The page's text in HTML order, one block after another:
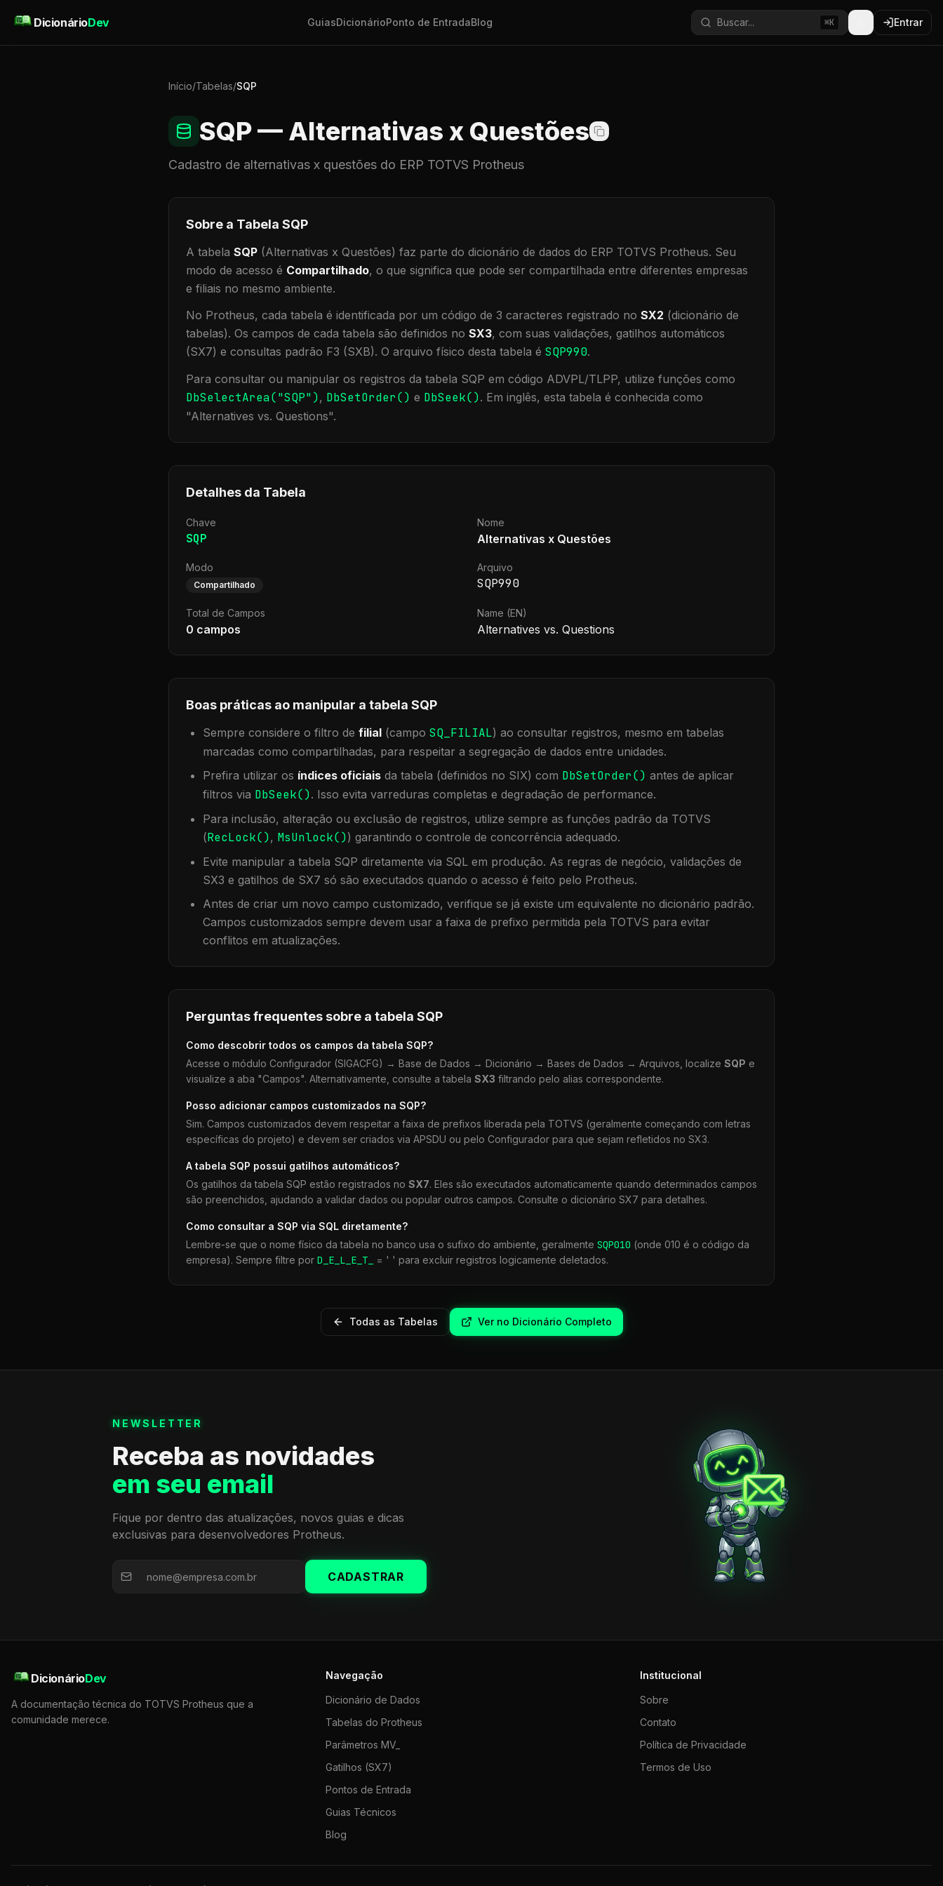
DicionárioDev GuiasDicionárioPonto de EntradaBlog Buscar... ⌘K Entrar
Início/Tabelas/SQP
SQP— Alternativas x Questões
Cadastro de alternativas x questões do ERP TOTVS Protheus
Sobre a Tabela SQP
A tabela SQP (Alternativas x Questões) faz parte do dicionário de dados do ERP TOTVS Protheus. Seu
modo de acesso é Compartilhado, o que significa que pode ser compartilhada entre diferentes empresas
e filiais no mesmo ambiente.
No Protheus, cada tabela é identificada por um código de 3 caracteres registrado no SX2 (dicionário de
tabelas). Os campos de cada tabela são definidos no SX3, com suas validações, gatilhos automáticos
(SX7) e consultas padrão F3 (SXB). O arquivo físico desta tabela é SQP990.
Para consultar ou manipular os registros da tabela SQP em código ADVPL/TLPP, utilize funções como
DbSelectArea("SQP"), DbSetOrder() e DbSeek(). Em inglês, esta tabela é conhecida como
"Alternatives vs. Questions".
Detalhes da Tabela
Chave
SQP
Nome
Alternativas x Questões
Modo
Compartilhado
Arquivo
SQP990
Total de Campos
0 campos
Name (EN)
Alternatives vs. Questions
Boas práticas ao manipular a tabela SQP
Sempre considere o filtro de filial (campo SQ_FILIAL) ao consultar registros, mesmo em tabelas
marcadas como compartilhadas, para respeitar a segregação de dados entre unidades.
Prefira utilizar os índices oficiais da tabela (definidos no SIX) com DbSetOrder() antes de aplicar
filtros via DbSeek(). Isso evita varreduras completas e degradação de performance.
Para inclusão, alteração ou exclusão de registros, utilize sempre as funções padrão da TOTVS
(RecLock(), MsUnlock()) garantindo o controle de concorrência adequado.
Evite manipular a tabela SQP diretamente via SQL em produção. As regras de negócio, validações de
SX3 e gatilhos de SX7 só são executados quando o acesso é feito pelo Protheus.
Antes de criar um novo campo customizado, verifique se já existe um equivalente no dicionário padrão.
Campos customizados sempre devem usar a faixa de prefixo permitida pela TOTVS para evitar
conflitos em atualizações.
Perguntas frequentes sobre a tabela SQP
Como descobrir todos os campos da tabela SQP?
Acesse o módulo Configurador (SIGACFG) → Base de Dados → Dicionário → Bases de Dados → Arquivos, localize SQP e
visualize a aba "Campos". Alternativamente, consulte a tabela SX3 filtrando pelo alias correspondente.
Posso adicionar campos customizados na SQP?
Sim. Campos customizados devem respeitar a faixa de prefixos liberada pela TOTVS (geralmente começando com letras
específicas do projeto) e devem ser criados via APSDU ou pelo Configurador para que sejam refletidos no SX3.
A tabela SQP possui gatilhos automáticos?
Os gatilhos da tabela SQP estão registrados no SX7. Eles são executados automaticamente quando determinados campos
são preenchidos, ajudando a validar dados ou popular outros campos. Consulte o dicionário SX7 para detalhes.
Como consultar a SQP via SQL diretamente?
Lembre-se que o nome físico da tabela no banco usa o sufixo do ambiente, geralmente SQP010 (onde 010 é o código da
empresa). Sempre filtre por D_E_L_E_T_ = ' ' para excluir registros logicamente deletados.
Todas as Tabelas Ver no Dicionário Completo
NEWSLETTER
Receba as novidades
em seu email
Fique por dentro das atualizações, novos guias e dicas
exclusivas para desenvolvedores Protheus.
CADASTRAR
DicionárioDev
A documentação técnica do TOTVS Protheus que a
comunidade merece.
Navegação
Dicionário de Dados
Tabelas do Protheus
Parâmetros MV_
Gatilhos (SX7)
Pontos de Entrada
Guias Técnicos
Blog
Institucional
Sobre
Contato
Política de Privacidade
Termos de Uso